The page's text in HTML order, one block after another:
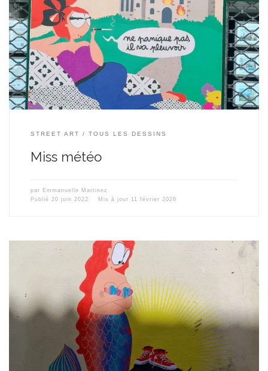
Pour le Clap’Arts Festival qui s’est déroulé le dimanche 19 juin
2022 place de la Canourgue à Montpellier, j’ai eu le plaisir de
coller un énooorme dessin pour La Maison Immobilière, agence
immobilière située au 10 Rue du Palais des Guilhem à
Montpellier. Ils souhaitaient un dessin autour de l’immobilier […]
STREET ART TOUS LES DESSINS
Miss météo
par Emmanuelle Martinez
Publié 20 juin 2022 Mis à jour 11 février 2026
La sirène d’avril – dessin réalisé pour le 1er avril et son poisson –
est désormais bien installée au 35 rue Lazare Carnot à Sète le
temps qu’elle voudra…ou pourra ! Pour l’Escale à Sète qui a eu
lieu du 12 au 18 avril dernier, ayant organisé un marché de […]